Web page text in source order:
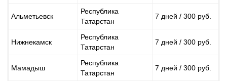
Альметьевск
Республика
Татарстан
7 дней / 300 руб.
Нижнекамск
Республика
Татарстан
7 дней / 300 руб.
Мамадыш
Республика
Татарстан
7 дней / 300 руб.